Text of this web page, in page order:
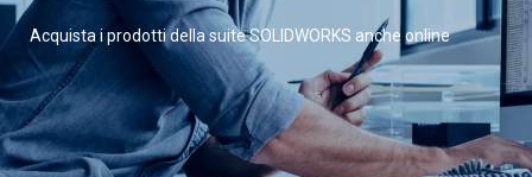
Acquista i prodotti della suite SOLIDWORKS anche online